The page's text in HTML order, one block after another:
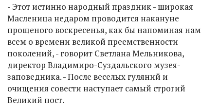
- Этот истинно народный праздник - широкая
Масленица недаром проводится накануне
прощеного воскресенья, как бы напоминая нам
всем о времени великой преемственности
поколений, - говорит Светлана Мельникова,
директор Владимиро-Суздальского музея-
заповедника. - После веселых гуляний и
очищения совести наступает самый строгий
Великий пост.